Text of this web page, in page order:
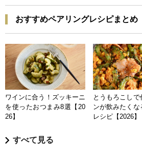
おすすめペアリングレシピまとめ
ワインに合う！ズッキーニ
を使ったおつまみ8選【20
26】
とうもろこし
ンが飲みたくな
レシピ【2026】
すべて見る